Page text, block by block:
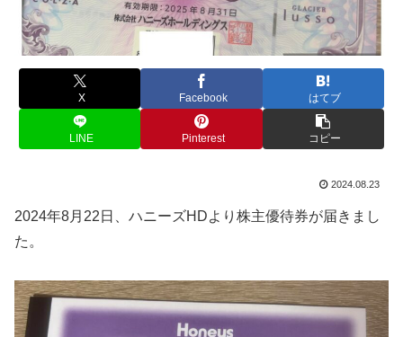
X Facebook はてブ
LINE Pinterest コピー
2024.08.23
2024年8月22日、ハニーズHDより株主優待券が届きまし
た。